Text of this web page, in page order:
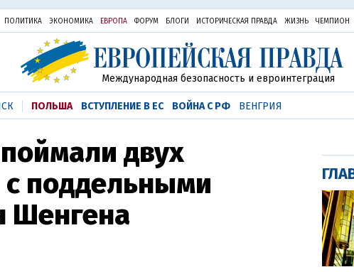
ПОЛИТИКА ЭКОНОМИКА ЕВРОПА ФОРУМ БЛОГИ ИСТОРИЧЕСКАЯ ПРАВДА ЖИЗНЬ ЧЕМПИОН
Международная безопасность и евроинтеграция
ПОЛЬША ВСТУПЛЕНИЕ В ЕС ВОЙНА С РФ ВЕНГРИЯ
двух
с поддельными
Шенгена